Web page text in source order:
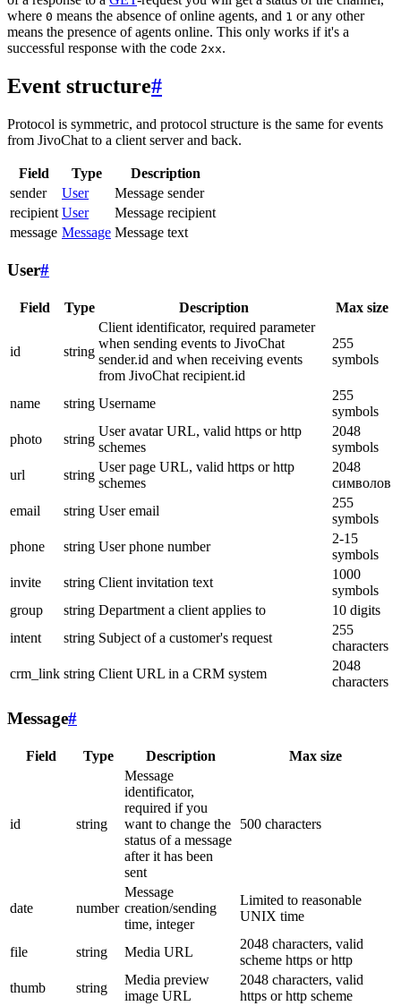
where 0 means the absence of online agents, and 1 or any other
means the presence of agents online. This only works if it's a
successful response with the code 2xx.
Event structure#
Protocol is symmetric, and protocol structure is the same for events
from JivoChat to a client server and back.
Field Type
Description
sender
User
Message sender
recipient User
Message recipient
message Message Message text
User#
Field Type Description Max size
id string
Client identificator, required parameter
when sending events to JivoChat
sender.id and when receiving events
from JivoChat recipient.id
255
symbols
name string Username
255
symbols
photo
string
User avatar URL, valid https or http
schemes
2048
symbols
url
string
User page URL, valid https or http
schemes
2048
символов
email
string User email
255
symbols
phone
string User phone number
2-15
symbols
invite
string Client invitation text
1000
symbols
group
string Department a client applies to
10 digits
intent
string Subject of a customer's request
255
characters
crm_link string Client URL in a CRM system
2048
characters
Message#
Field Type Description Max size
id string
Message
identificator,
required if you
want to change the
status of a message
after it has been
sent
500 characters
date number
Message
creation/sending
time, integer
Limited to reasonable
UNIX time
file string Media URL
2048 characters, valid
scheme https or http
thumb
string
Media preview
image URL
2048 characters, valid
https or http scheme